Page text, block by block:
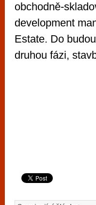
obchodně-
development
Estate. Do
druhou fázi,